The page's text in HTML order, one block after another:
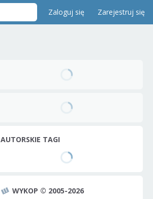
Zaloguj się Zarejestruj się
AUTORSKIE TAGI
WYKOP © 2005-2026